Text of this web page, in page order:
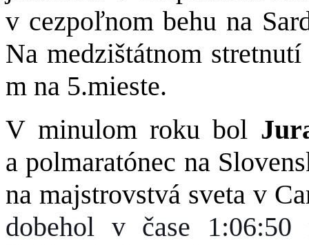
v cezpoľnom behu na
Na medzištátnom
m na 5.mieste.
V minulom roku bol
a polmaratónec na
na majstrovstvá sveta v
dobehol v čase